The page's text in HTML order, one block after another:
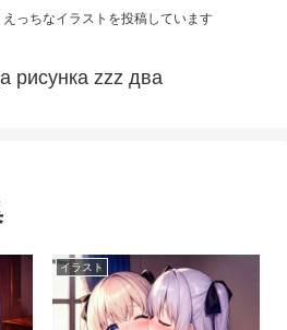
っちなイラストを投稿しています
рисунка zzz два
イラスト